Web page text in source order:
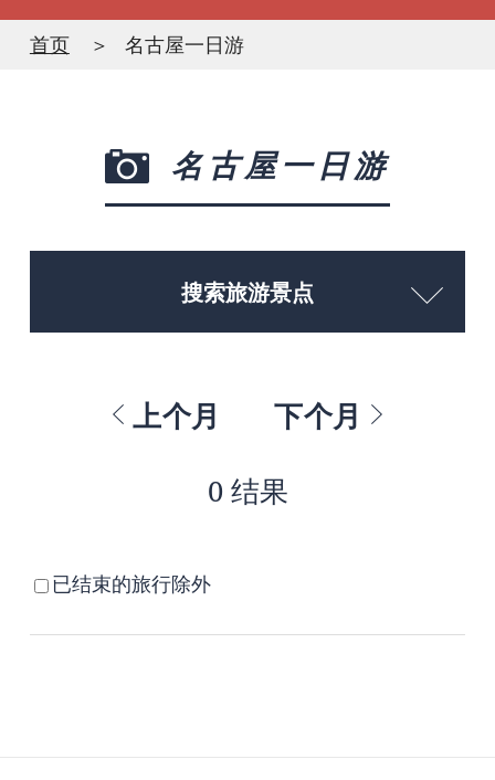
首页 名古屋一日游
名古屋一日游
搜索旅游景点
上个月
下个月
0 结果
已结束的旅行除外